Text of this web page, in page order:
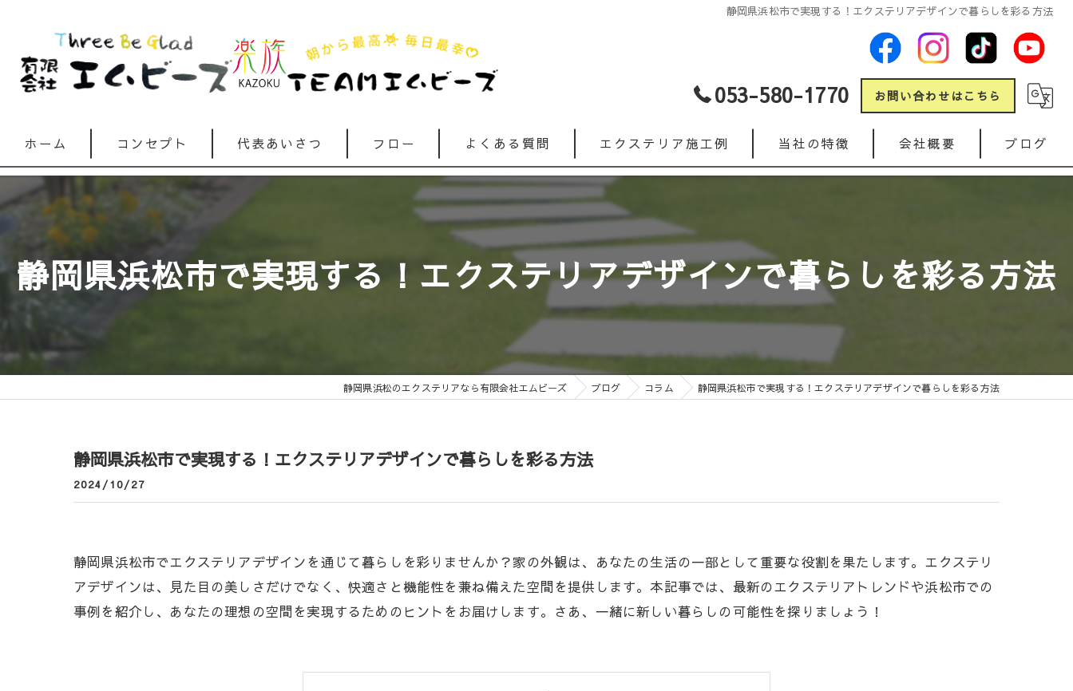
静岡県浜松市で実現する！エクステリアデザインで暮らしを彩る方法
053-580-1770 お問い合わせはこちら
ホーム コンセプト 代表あいさつ フロー よくある質問 エクステリア施工例 当社の特徴
ガレージ
人工芝
インターロッキング
会社概要 ブログ
静岡県浜松市で実現する！エクステリアデザインで暮らしを彩る方法
静岡県浜松のエクステリアなら有限会社エムビーズ ブログ コラム 静岡県浜松市で実現する！エクステリアデザインで暮らしを彩る方法
静岡県浜松市で実現する！エクステリアデザインで暮らしを彩る方法
2024/10/27
静岡県浜松市でエクステリアデザインを通じて暮らしを彩りませんか？家の外観は、あなたの生活の一部として重要な役割を果たします。エクステリ
アデザインは、見た目の美しさだけでなく、快適さと機能性を兼ね備えた空間を提供します。本記事では、最新のエクステリアトレンドや浜松市での
事例を紹介し、あなたの理想の空間を実現するためのヒントをお届けします。さあ、一緒に新しい暮らしの可能性を探りましょう！